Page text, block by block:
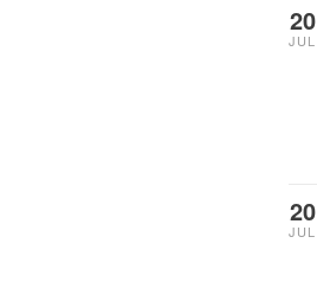
20
JUL
20
JUL